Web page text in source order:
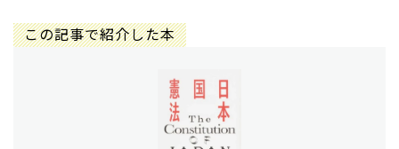
この記事で紹介した本